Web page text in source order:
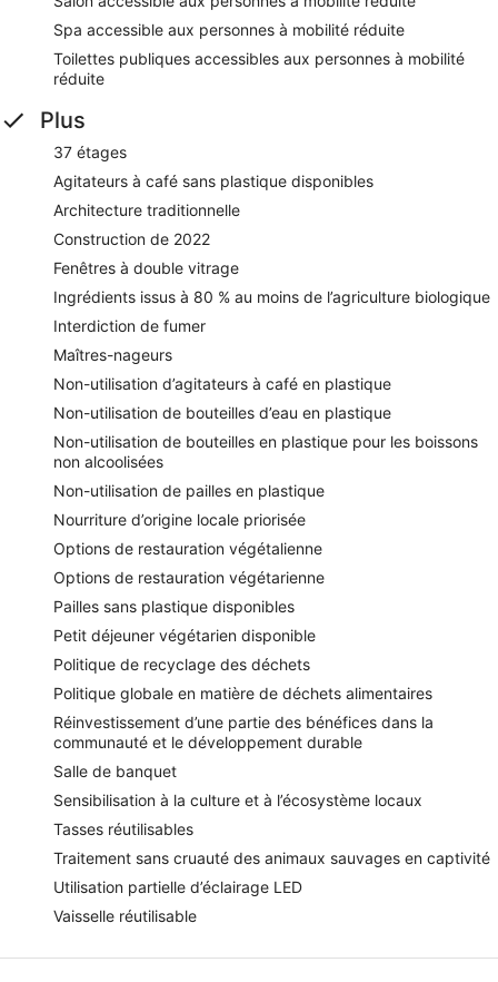
Spa accessible aux personnes à mobilité réduite
Toilettes publiques accessibles aux personnes à mobilité
réduite
Plus
37 étages
Agitateurs à café sans plastique disponibles
Architecture traditionnelle
Construction de 2022
Fenêtres à double vitrage
Ingrédients issus à 80 % au moins de l’agriculture biologique
Interdiction de fumer
Maîtres-nageurs
Non-utilisation d’agitateurs à café en plastique
Non-utilisation de bouteilles d’eau en plastique
Non-utilisation de bouteilles en plastique pour les boissons
non alcoolisées
Non-utilisation de pailles en plastique
Nourriture d’origine locale priorisée
Options de restauration végétalienne
Options de restauration végétarienne
Pailles sans plastique disponibles
Petit déjeuner végétarien disponible
Politique de recyclage des déchets
Politique globale en matière de déchets alimentaires
Réinvestissement d’une partie des bénéfices dans la
communauté et le développement durable
Salle de banquet
Sensibilisation à la culture et à l’écosystème locaux
Tasses réutilisables
Traitement sans cruauté des animaux sauvages en captivité
Utilisation partielle d’éclairage LED
Vaisselle réutilisable